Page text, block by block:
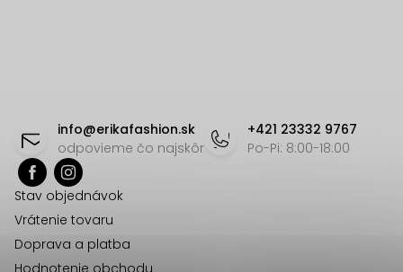
a
info@erikafashion.sk
odpovieme čo najskôr
+421 23332 9767
Po-Pi: 8:00-18:00
Stav objednávok
Vrátenie tovaru
Doprava a platba
Hodnotenie obchodu